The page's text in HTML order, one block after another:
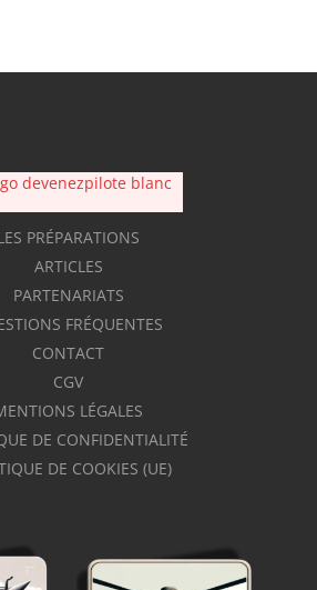
PRÉPARATIONS
ARTICLES
PARTENARIATS
FRÉQUENTES
CONTACT
CGV
LÉGALES
DE CONFIDENTIALITÉ
DE COOKIES (UE)